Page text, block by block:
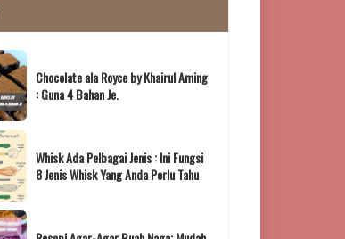
Chocolate ala Royce by Khairul Aming
: Guna 4 Bahan Je.
Whisk Ada Pelbagai Jenis : Ini Fungsi
8 Jenis Whisk Yang Anda Perlu Tahu